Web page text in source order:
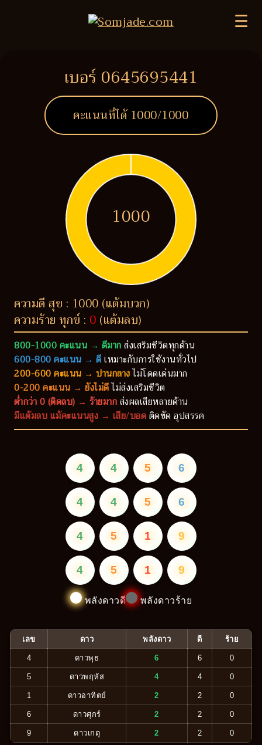
☰
เบอร์ 0645695441
คะแนนที่ได้ 1000/1000
1000
ความดี สุข : 1000 (แต้มบวก)
ความร้าย ทุกข์ : 0 (แต้มลบ)
800-1000 คะแนน → ดีมากส่งเสริมชีวิตทุกด้าน
600-800 คะแนน → ดีเหมาะกับการใช้งานทั่วไป
200-600 คะแนน → ปานกลางไม่โดดเด่นมาก
0-200 คะแนน → ยังไม่ดีไม่ส่งเสริมชีวิต
ต่ำกว่า 0 (ติดลบ) → ร้ายมากส่งผลเสียหลายด้าน
มีแต้มลบ แม้คะแนนสูง → เสีย/บอดติดขัด อุปสรรค
4 4 5 6
4 4 5 6
4 5 1 9
4 5 1 9
พลังดาวดี พลังดาวร้าย
เลข ดาว พลังดาว ดี ร้าย
4 ดาวพุธ 6 6 0
5 ดาวพฤหัส 4 4 0
1 ดาวอาทิตย์ 2 2 0
6 ดาวศุกร์ 2 2 0
9 ดาวเกตุ 2 2 0